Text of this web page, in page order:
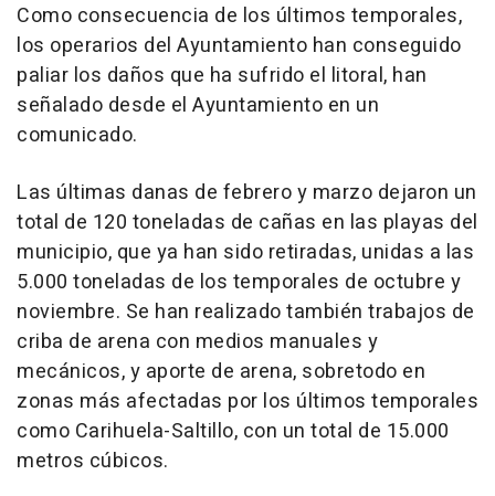
Como consecuencia de los últimos temporales,
los operarios del Ayuntamiento han conseguido
paliar los daños que ha sufrido el litoral, han
señalado desde el Ayuntamiento en un
comunicado.
Las últimas danas de febrero y marzo dejaron un
total de 120 toneladas de cañas en las playas del
municipio, que ya han sido retiradas, unidas a las
5.000 toneladas de los temporales de octubre y
noviembre. Se han realizado también trabajos de
criba de arena con medios manuales y
mecánicos, y aporte de arena, sobretodo en
zonas más afectadas por los últimos temporales
como Carihuela-Saltillo, con un total de 15.000
metros cúbicos.